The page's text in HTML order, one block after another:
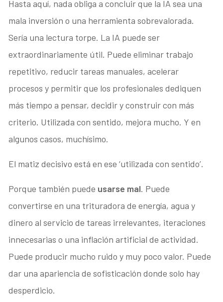
Hasta aquí, nada obliga a concluir que la IA sea una
mala inversión o una herramienta sobrevalorada.
Sería una lectura torpe. La IA puede ser
extraordinariamente útil. Puede eliminar trabajo
repetitivo, reducir tareas manuales, acelerar
procesos y permitir que los profesionales dediquen
más tiempo a pensar, decidir y construir con más
criterio. Utilizada con sentido, mejora mucho. Y en
algunos casos, muchísimo.
El matiz decisivo está en ese ‘utilizada con sentido’.
Porque también puede usarse mal. Puede
convertirse en una trituradora de energía, agua y
dinero al servicio de tareas irrelevantes, iteraciones
innecesarias o una inflación artificial de actividad.
Puede producir mucho ruido y muy poco valor. Puede
dar una apariencia de sofisticación donde solo hay
desperdicio.